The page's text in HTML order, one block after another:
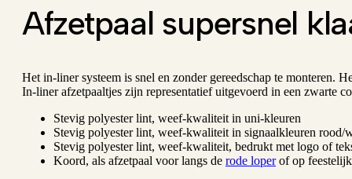
Afzetpaal supersnel
Het in-liner systeem is snel en zonder gereedschap te monteren.
In-liner afzetpaaltjes zijn representatief uitgevoerd in een zwarte
Stevig polyester lint, weef-kwaliteit in uni-kleuren
Stevig polyester lint, weef-kwaliteit in signaalkleuren rood/
Stevig polyester lint, weef-kwaliteit, bedrukt met logo of
Koord, als afzetpaal voor langs de rode loperof op